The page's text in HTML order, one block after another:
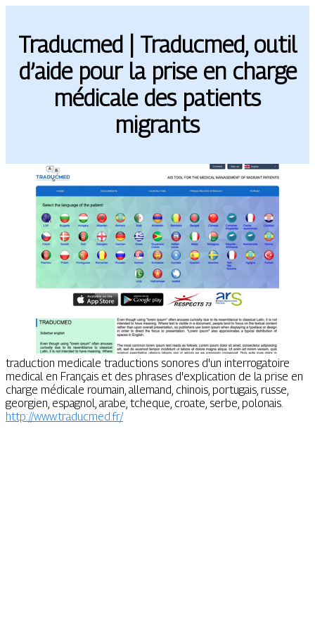
Traducmed | Traducmed, outil
d’aide pour la prise en charge
médicale des patients
migrants
traduction medicale traductions sonores d'un interrogatoire
medical en Français et des phrases d'explication de la prise en
charge médicale roumain, allemand, chinois, portugais, russe,
georgien, espagnol, arabe, tcheque, croate, serbe, polonais.
http://www.traducmed.fr/